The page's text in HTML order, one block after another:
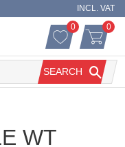
INCL. VAT
FAVORITES
FAVORITES
0 BASKET
0
SEARCH
WT